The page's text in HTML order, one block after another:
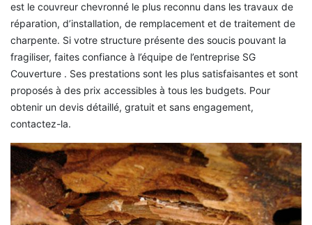
est le couvreur chevronné le plus reconnu dans les travaux de
réparation, d’installation, de remplacement et de traitement de
charpente. Si votre structure présente des soucis pouvant la
fragiliser, faites confiance à l’équipe de l’entreprise SG
Couverture . Ses prestations sont les plus satisfaisantes et sont
proposés à des prix accessibles à tous les budgets. Pour
obtenir un devis détaillé, gratuit et sans engagement,
contactez-la.